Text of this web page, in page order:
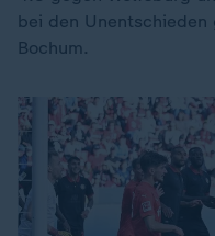
bei den
Bochum.